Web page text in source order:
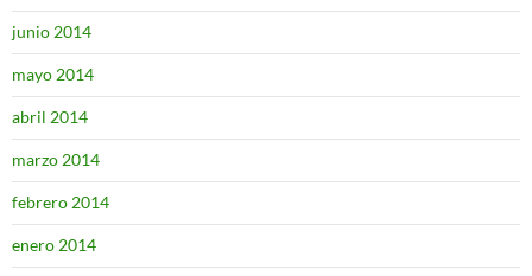
junio 2014
mayo 2014
abril 2014
marzo 2014
febrero 2014
enero 2014